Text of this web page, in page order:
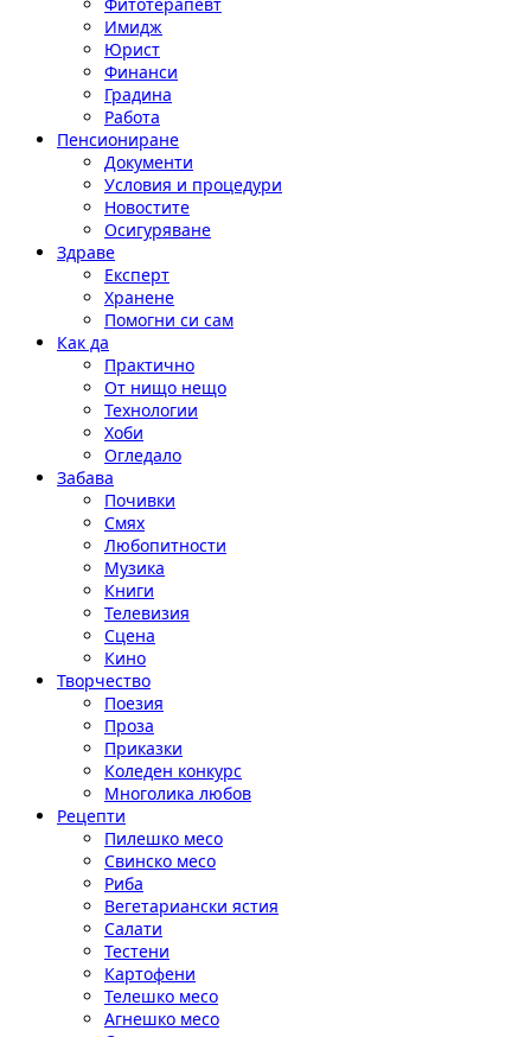
Имидж
Юрист
Финанси
Градина
Работа
Пенсиониране
Документи
Условия и процедури
Новостите
Осигуряване
Здраве
Експерт
Хранене
Помогни си сам
Как да
Практично
От нищо нещо
Технологии
Хоби
Огледало
Забава
Почивки
Смях
Любопитности
Музика
Книги
Телевизия
Сцена
Кино
Творчество
Поезия
Проза
Приказки
Коледен конкурс
Многолика любов
Рецепти
Пилешко месо
Свинско месо
Риба
Вегетариански ястия
Салати
Тестени
Картофени
Телешко месо
Агнешко месо